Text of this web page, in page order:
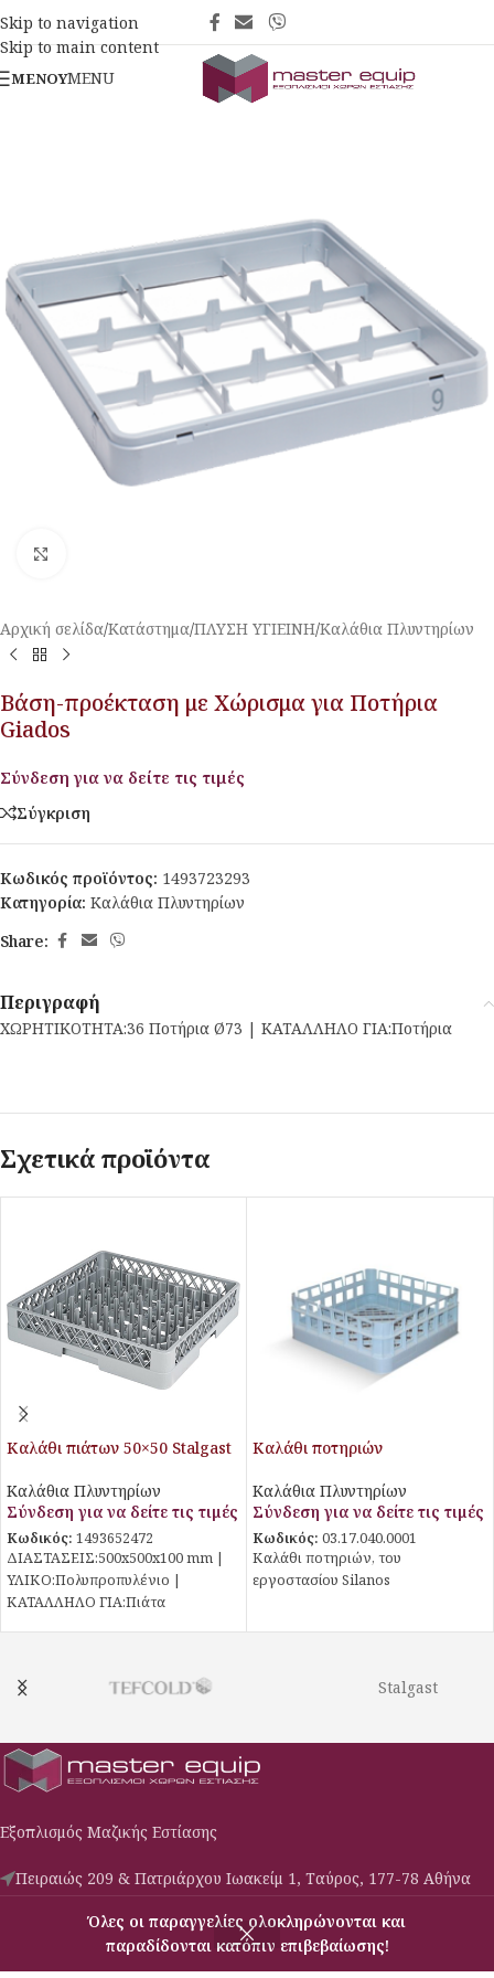
Όλες οι παραγγελίες ολοκληρώνονται και
παραδίδονται κατόπιν επιβεβαίωσης!
Skip to navigation
Skip to main content
ΜΕΝΟΎMENU
Αρχική σελίδα/Κατάστημα/ΠΛΥΣΗ ΥΓΙΕΙΝΗ/Καλάθια Πλυντηρίων
Βάση-προέκταση με Χώρισμα για Ποτήρια
Giados
Σύνδεση για να δείτε τις τιμές
Σύγκριση
Κωδικός προϊόντος: 1493723293
Κατηγορία: Καλάθια Πλυντηρίων
Share:
Περιγραφή
ΧΩΡΗΤΙΚΟΤΗΤΑ:36 Ποτήρια Ø73 | ΚΑΤΑΛΛΗΛΟ ΓΙΑ:Ποτήρια
Σχετικά προϊόντα
Καλάθι πιάτων 50×50 Stalgast
Καλάθια Πλυντηρίων
Σύνδεση για να δείτε τις τιμές
Κωδικός: 1493652472
ΔΙΑΣΤΑΣΕΙΣ:500x500x100 mm |
ΥΛΙΚΟ:Πολυπροπυλένιο |
ΚΑΤΑΛΛΗΛΟ ΓΙΑ:Πιάτα
Καλάθι ποτηριών
Καλάθια Πλυντηρίων
Σύνδεση για να δείτε τις τιμές
Κωδικός: 03.17.040.0001
Καλάθι ποτηριών, του
εργοστασίου Silanos
Stalgast
Εξοπλισμός Μαζικής Εστίασης
Πειραιώς 209 & Πατριάρχου Ιωακείμ 1, Ταύρος, 177-78 Αθήνα
Email: c-s@masterequip.gr